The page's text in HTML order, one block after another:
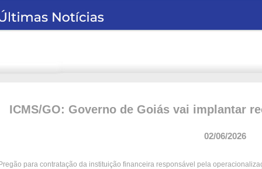
ICMS/GO: Governo de Goiás vai implantar
02/06/2026
para contratação da instituição financeira responsável pela